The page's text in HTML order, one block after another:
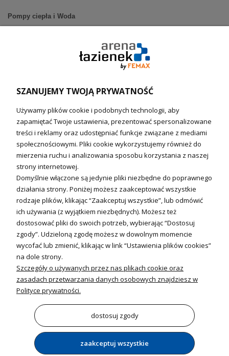
Pompy ciepła i Woda
Ogrzewanie podłogowe (główne)
Technika solarna
Fotowoltanika
Sterowniki i regulatory
Nagrzewnice i kurtyny
Kuchnia i Wentylacja
Kuchnia
Zlewozmywaki
Baterie kuchenne
Młynki do odpadów
Wentylacja i Informacje
Wentylatory
SZANUJEMY TWOJĄ PRYWATNOŚĆ
Używamy plików cookie i podobnych technologii, aby
zapamiętać Twoje ustawienia, prezentować spersonalizowane
treści i reklamy oraz udostępniać funkcje związane z mediami
społecznościowymi. Pliki cookie wykorzystujemy również do
mierzenia ruchu i analizowania sposobu korzystania z naszej
strony internetowej.
Domyślnie włączone są jedynie pliki niezbędne do poprawnego
działania strony. Poniżej możesz zaakceptować wszystkie
rodzaje plików, klikając “Zaakceptuj wszystkie”, lub odmówić
ich używania (z wyjątkiem niezbędnych). Możesz też
dostosować pliki do swoich potrzeb, wybierając “Dostosuj
zgody”. Udzieloną zgodę możesz w dowolnym momencie
wycofać lub zmienić, klikając w link “Ustawienia plików cookies”
na dole strony.
Szczegóły o używanych przez nas plikach cookie oraz
zasadach przetwarzania danych osobowych znajdziesz w
Polityce prywatności.
dostosuj zgody
zaakceptuj wszystkie